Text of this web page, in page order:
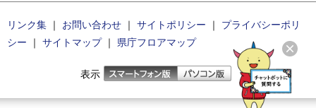
リンク集 ｜ お問い合わせ ｜ サイトポリシー ｜
プライバシーポリ
シー ｜ サイトマップ｜ 県庁フロアマップ
表示